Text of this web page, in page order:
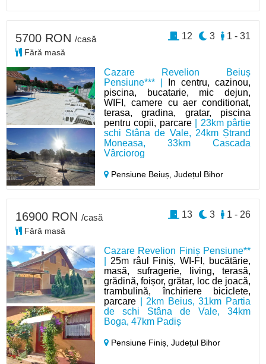
Cazare Revelion Beiuș
Pensiune*** |
In centru, cazinou,
piscina, bucatarie, mic dejun,
WIFI, camere cu aer conditionat,
terasa, gradina, gratar, piscina
pentru copii, parcare| 23km pârtie
schi Stâna de Vale, 24km Ștrand
Moneasa, 33km Cascada
Vârciorog
Pensiune Beiuș,Județul Bihor
5700 RON /casă
Fără masă
1 - 31
3
12
Cazare Revelion Finiș Pensiune**
25m râul Finiș, WI-FI, bucătărie,
masă, sufragerie, living, terasă,
grădină, foișor, grătar, loc de joacă,
trambulină, închiriere biciclete,
parcare | 2km Beius, 31km Partia
de schi Stâna de Vale, 34km
Boga, 47km Padiș
Pensiune Finiș,Județul Bihor
16900 RON /casă
Fără masă
1 - 26
3
13